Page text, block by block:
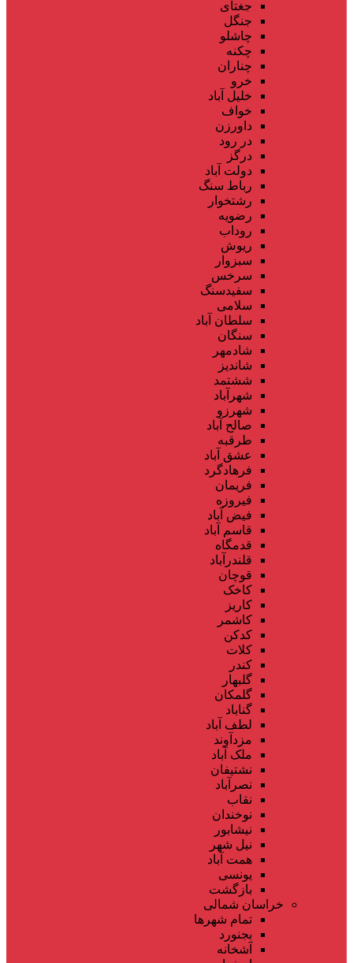
جغتای
جنگل
چاشلو
چکنه
چناران
خرو
خلیل آباد
خواف
داورزن
در رود
درگز
دولت آباد
رباط سنگ
رشتخوار
رضویه
روداب
ریوش
سبزوار
سرخس
سفیدسنگ
سلامی
سلطان آباد
سنگان
شادمهر
شاندیز
ششتمد
شهرآباد
شهرزو
صالح آباد
طرقبه
عشق آباد
فرهادگرد
فریمان
فیروزه
فیض آباد
قاسم آباد
قدمگاه
قلندرآباد
قوچان
کاخک
کاریز
کاشمر
کدکن
کلات
کندر
گلبهار
گلمکان
گناباد
لطف آباد
مزدآوند
ملک آباد
نشتیفان
نصرآباد
نقاب
نوخندان
نیشابور
نیل شهر
همت آباد
یونسی
بازگشت
خراسان شمالی
تمام شهر‌ها
بجنورد
آشخانه